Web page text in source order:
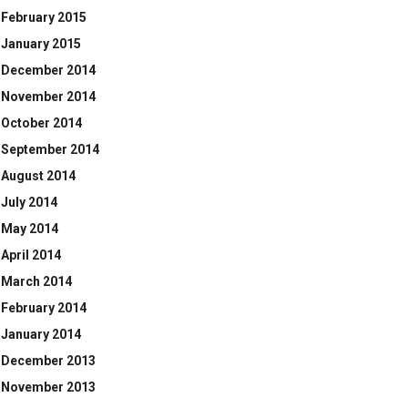
February 2015
January 2015
December 2014
November 2014
October 2014
September 2014
August 2014
July 2014
May 2014
April 2014
March 2014
February 2014
January 2014
December 2013
November 2013